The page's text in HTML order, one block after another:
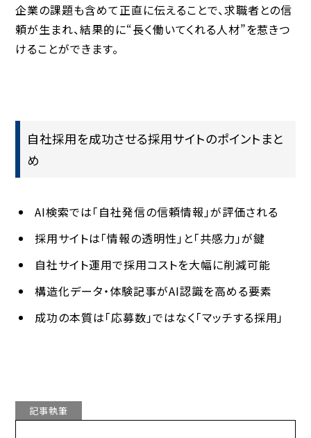
企業の課題も含めて正直に伝えることで、求職者との信
頼が生まれ、結果的に“長く働いてくれる人材”を惹きつ
けることができます。
自社採用を成功させる採用サイトのポイントまと
め
AI検索では「自社発信の信頼情報」が評価される
採用サイトは「情報の透明性」と「共感力」が鍵
自社サイト運用で採用コストを大幅に削減可能
構造化データ・体験記事がAI認識を高める要素
成功の本質は「応募数」ではなく「マッチする採用」
記事執筆